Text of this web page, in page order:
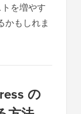
を増やす
かもしれま
の